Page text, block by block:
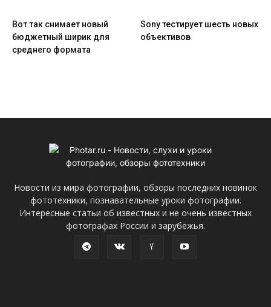
Вот так снимает новый
бюджетный ширик для
среднего формата
Sony тестирует шесть новых
объективов
Новости из мира фотографии, обзоры последних новинок
фототехники, познавательные уроки фотографии.
Интересные статьи об известных и не очень известных
фотографах России и зарубежья.